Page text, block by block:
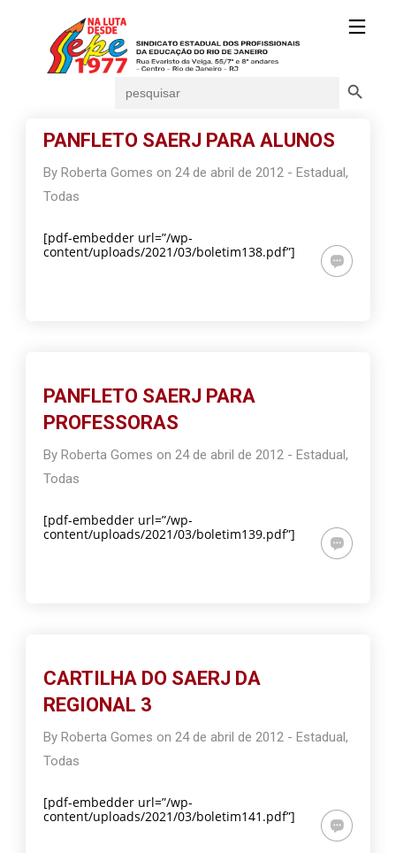
for:
PANFLETO SAERJ PARA ALUNOS
ByRoberta Gomes on24 de abril de 2012 -Estadual,
Todas
[pdf-embedder url=”/wp-
content/uploads/2021/03/boletim138.pdf”]
PANFLETO SAERJ PARA
PROFESSORAS
ByRoberta Gomes on24 de abril de 2012 -Estadual,
Todas
[pdf-embedder url=”/wp-
content/uploads/2021/03/boletim139.pdf”]
CARTILHA DO SAERJ DA
REGIONAL 3
ByRoberta Gomes on24 de abril de 2012 -Estadual,
Todas
[pdf-embedder url=”/wp-
content/uploads/2021/03/boletim141.pdf”]